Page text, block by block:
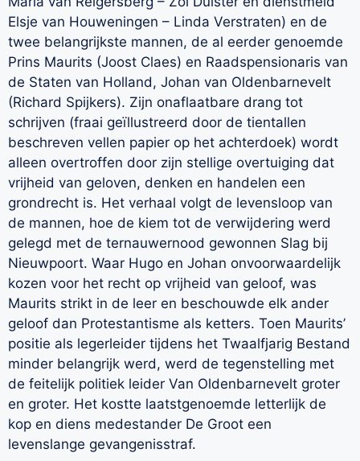
Elsje van Houweningen – Linda Verstraten) en de
twee belangrijkste mannen, de al eerder genoemde
Prins Maurits (Joost Claes) en Raadspensionaris van
de Staten van Holland, Johan van Oldenbarnevelt
(Richard Spijkers). Zijn onaflaatbare drang tot
schrijven (fraai geïllustreerd door de tientallen
beschreven vellen papier op het achterdoek) wordt
alleen overtroffen door zijn stellige overtuiging dat
vrijheid van geloven, denken en handelen een
grondrecht is. Het verhaal volgt de levensloop van
de mannen, hoe de kiem tot de verwijdering werd
gelegd met de ternauwernood gewonnen Slag bij
Nieuwpoort. Waar Hugo en Johan onvoorwaardelijk
kozen voor het recht op vrijheid van geloof, was
Maurits strikt in de leer en beschouwde elk ander
geloof dan Protestantisme als ketters. Toen Maurits’
positie als legerleider tijdens het Twaalfjarig Bestand
minder belangrijk werd, werd de tegenstelling met
de feitelijk politiek leider Van Oldenbarnevelt groter
en groter. Het kostte laatstgenoemde letterlijk de
kop en diens medestander De Groot een
levenslange gevangenisstraf.